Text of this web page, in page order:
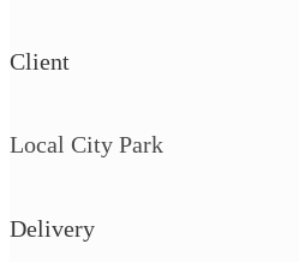
Client
Local City Park
Delivery